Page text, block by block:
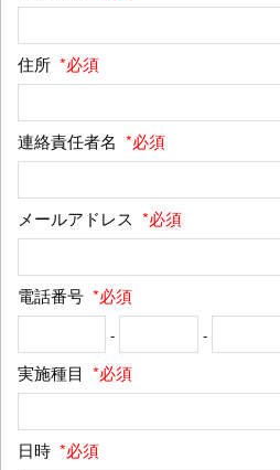
住所 *必須
連絡責任者名 *必須
メールアドレス *必須
電話番号 *必須
- -
実施種目 *必須
日時 *必須